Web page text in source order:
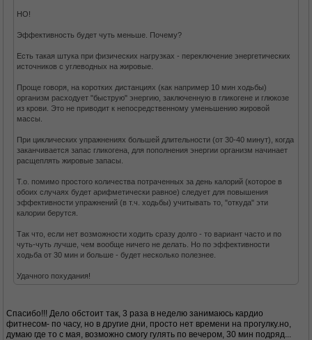
НО!
Эффективность будет чуть меньше. Почему?
Есть такая штука при физических нагрузках - переключение энергетических
источников с углеводных на жировые.
Проще говоря, на коротких дистанциях (как например 10 мин ходьбы)
организм расходует "быструю" энергию, заключенную в гликогене и глюкозе
из крови. Это не приводит к непосредственному уменьшению жировой
массы.
При циклических упражнениях большей длительности (от 30-40 минут), когда
заканчивается запас гликогена, для пополнения энергии организм начинает
расщеплять жировые запасы.
Т.о. помимо простого количества потраченных за день калорий (которое в
обоих случаях будет арифметически равное) следует для повышения
эффективности упражнений (в т.ч. ходьбы) учитывать то, "откуда" эти
калории берутся.
Так что, если нет возможности ходить сразу долго - то вариант часто и по
чуть-чуть лучше, чем вообще ничего не делать. Но по эффективности
ходьба от 30 мин и больше - будет несколько полезнее.
Удачного похудания!
Спасибо!!! Дело обстоит так, 3 раза в неделю занимаюсь кардио
фитнесом- по часу, но в другие дни, просто нет времени на прогулку.но,
думаю где то с мая, возможно смогу гулять по вечером, 30 мин подряд...